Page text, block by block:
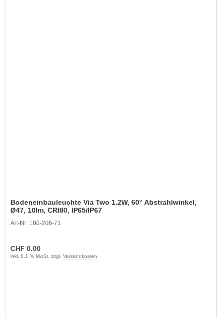
Bodeneinbauleuchte Via Two 1.2W, 60° Abstrahlwinkel,
Ø47, 10lm, CRI80, IP65/IP67
Art-Nr: 180-206-71
CHF 0.00
inkl. 8.1 % MwSt. zzgl. Versandkosten